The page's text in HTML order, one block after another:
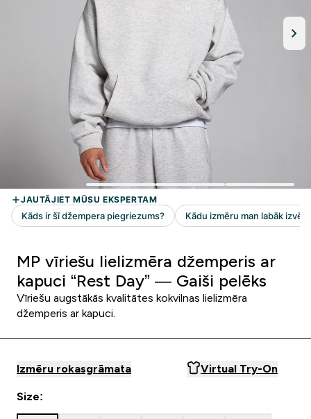
MP vīriešu lielizmēra džemperis ar
kapuci “Rest Day” — Gaiši pelēks
Vīriešu augstākās kvalitātes kokvilnas lielizmēra
džemperis ar kapuci.
Izmēru rokasgrāmata Virtual Try-On
Size: